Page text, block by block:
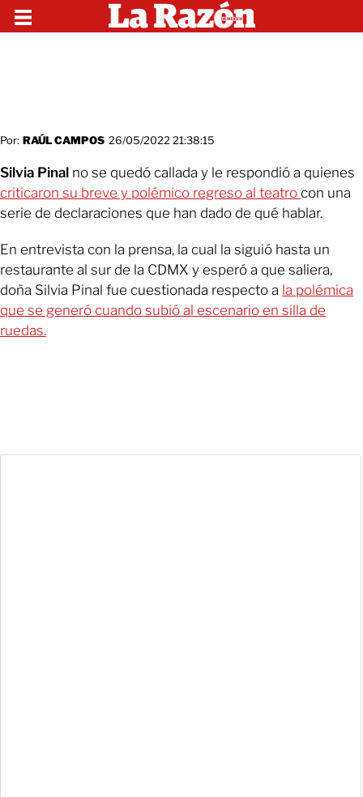
Por: RAÚL CAMPOS 26/05/2022 21:38:15
Silvia Pinal no se quedó callada y le respondió a quienes
criticaron su breve y polémico regreso al teatro con una
serie de declaraciones que han dado de qué hablar.
En entrevista con la prensa, la cual la siguió hasta un
restaurante al sur de la CDMX y esperó a que saliera,
doña Silvia Pinal fue cuestionada respecto a la polémica
que se generó cuando subió al escenario en silla de
ruedas.